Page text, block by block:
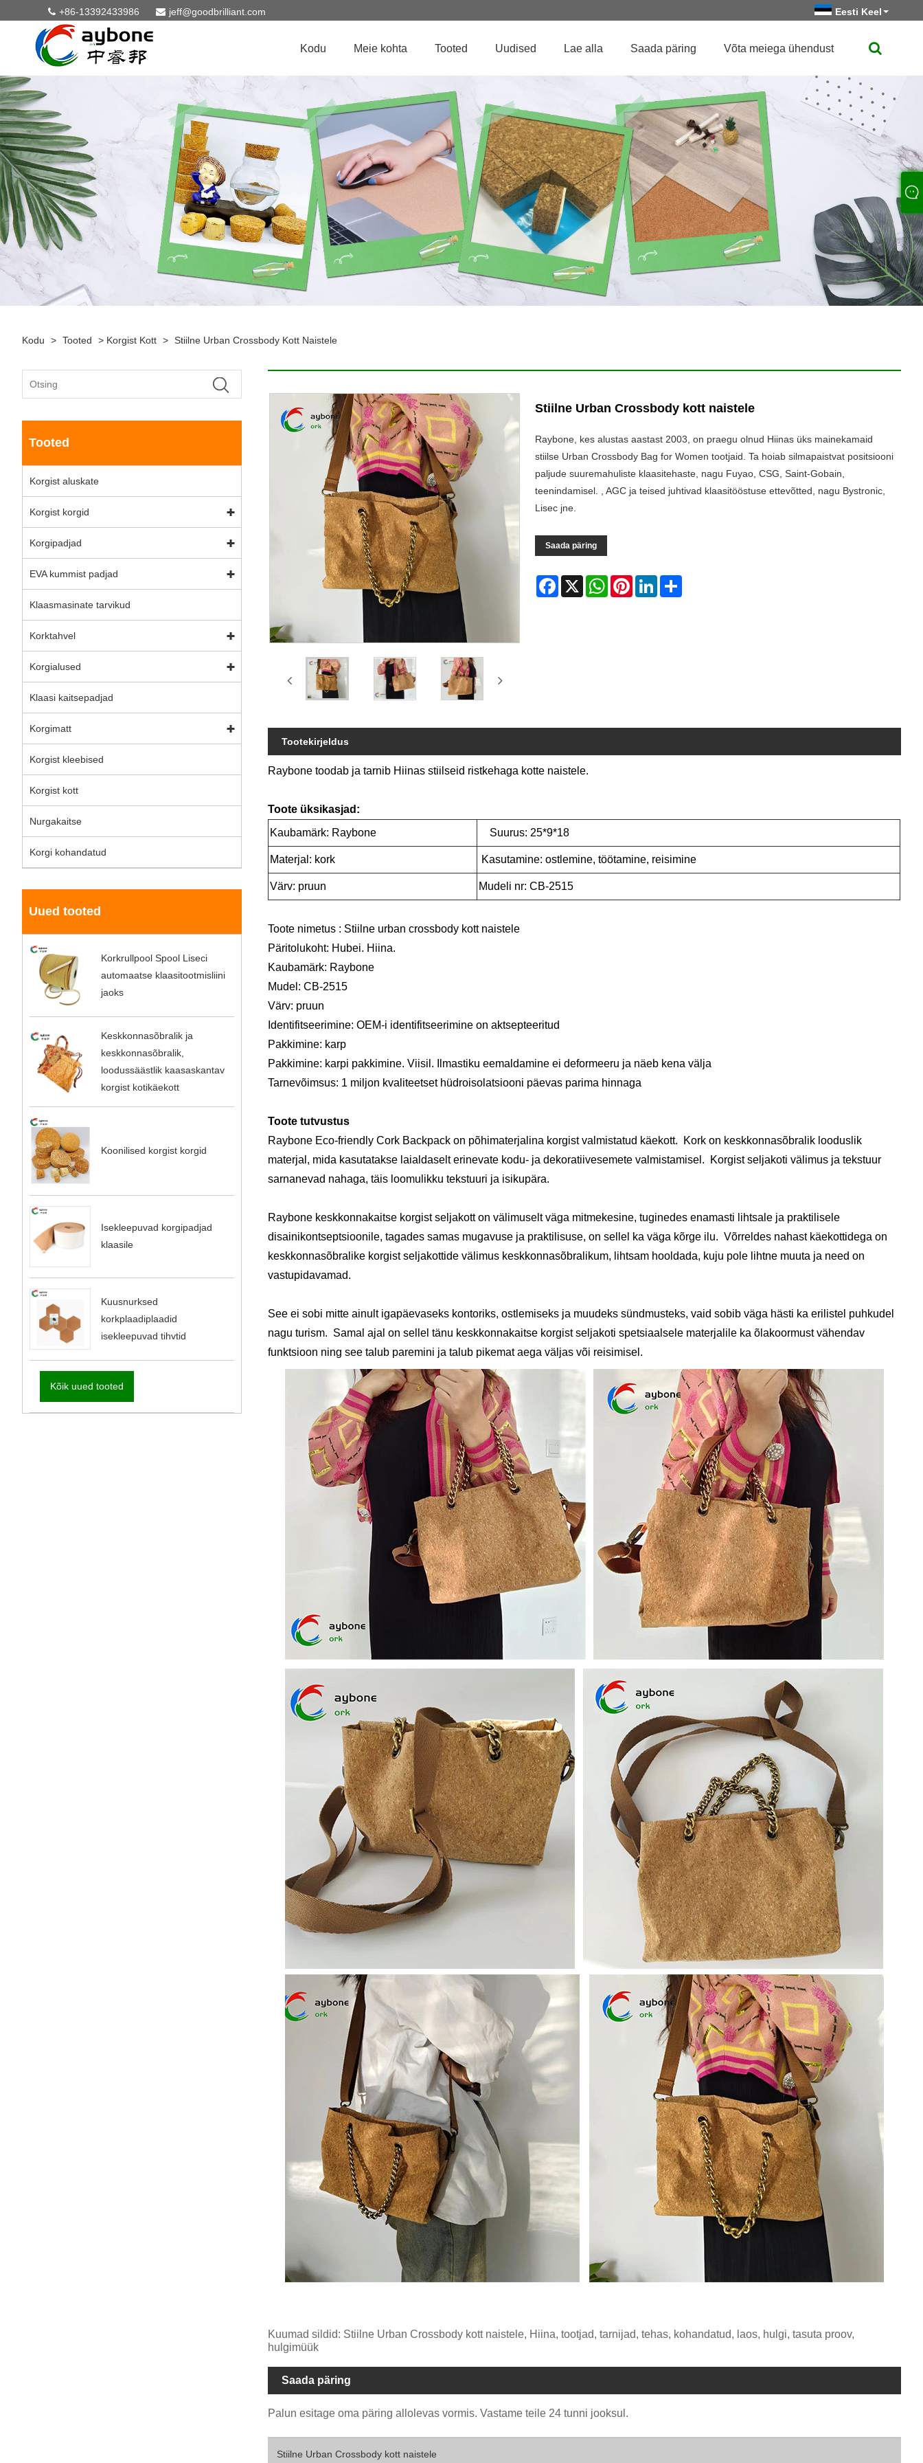
+86-13392433986 jeff@goodbrilliant.com Eesti Keel
Kodu Meie kohta Tooted Uudised Lae alla Saada päring Võta meiega ühendust
Kodu > Tooted > Korgist Kott > Stiilne Urban Crossbody Kott Naistele
Tooted
Korgist aluskate
Korgist korgid
Korgipadjad
EVA kummist padjad
Klaasmasinate tarvikud
Korktahvel
Korgialused
Klaasi kaitsepadjad
Korgimatt
Korgist kleebised
Korgist kott
Nurgakaitse
Korgi kohandatud
Uued tooted
Korkrullpool Spool Liseci
automaatse klaasitootmisliini
jaoks
Keskkonnasõbralik ja
keskkonnasõbralik,
loodussäästlik kaasaskantav
korgist kotikäekott
Koonilised korgist korgid
Isekleepuvad korgipadjad
klaasile
Kuusnurksed
korkplaadiplaadid
isekleepuvad tihvtid
Kõik uued tooted
Stiilne Urban Crossbody kott naistele
Raybone, kes alustas aastast 2003, on praegu olnud Hiinas üks mainekamaid
stiilse Urban Crossbody Bag for Women tootjaid. Ta hoiab silmapaistvat positsiooni
paljude suuremahuliste klaasitehaste, nagu Fuyao, CSG, Saint-Gobain,
teenindamisel. , AGC ja teised juhtivad klaasitööstuse ettevõtted, nagu Bystronic,
Lisec jne.
Saada päring
Facebook
X WhatsAppPinterestLinkedIn
Tootekirjeldus
Raybone toodab ja tarnib Hiinas stiilseid ristkehaga kotte naistele.
Toote üksikasjad:
Kaubamärk: Raybone
Suurus: 25*9*18
Materjal: kork Kasutamine: ostlemine, töötamine, reisimine
Värv: pruun Mudeli nr: CB-2515
Toote nimetus : Stiilne urban crossbody kott naistele
Päritolukoht: Hubei. Hiina.
Kaubamärk: Raybone
Mudel: CB-2515
Värv: pruun
Identifitseerimine: OEM-i identifitseerimine on aktsepteeritud
Pakkimine: karp
Pakkimine: karpi pakkimine. Viisil. Ilmastiku eemaldamine ei deformeeru ja näeb kena välja
Tarnevõimsus: 1 miljon kvaliteetset hüdroisolatsiooni päevas parima hinnaga
Toote tutvustus
Raybone Eco-friendly Cork Backpack on põhimaterjalina korgist valmistatud käekott. Kork on keskkonnasõbralik looduslik
materjal, mida kasutatakse laialdaselt erinevate kodu- ja dekoratiivesemete valmistamisel. Korgist seljakoti välimus ja tekstuur
sarnanevad nahaga, täis loomulikku tekstuuri ja isikupära.
Raybone keskkonnakaitse korgist seljakott on välimuselt väga mitmekesine, tuginedes enamasti lihtsale ja praktilisele
disainikontseptsioonile, tagades samas mugavuse ja praktilisuse, on sellel ka väga kõrge ilu. Võrreldes nahast käekottidega on
keskkonnasõbralike korgist seljakottide välimus keskkonnasõbralikum, lihtsam hooldada, kuju pole lihtne muuta ja need on
vastupidavamad.
See ei sobi mitte ainult igapäevaseks kontoriks, ostlemiseks ja muudeks sündmusteks, vaid sobib väga hästi ka erilistel puhkudel
nagu turism. Samal ajal on sellel tänu keskkonnakaitse korgist seljakoti spetsiaalsele materjalile ka õlakoormust vähendav
funktsioon ning see talub paremini ja talub pikemat aega väljas või reisimisel.
Kuumad sildid: Stiilne Urban Crossbody kott naistele, Hiina, tootjad, tarnijad, tehas, kohandatud, laos, hulgi, tasuta proov,
hulgimüük
Saada päring
Palun esitage oma päring allolevas vormis. Vastame teile 24 tunni jooksul.